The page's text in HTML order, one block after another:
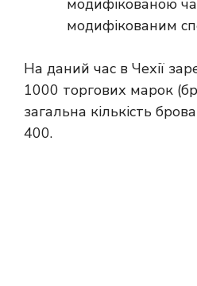
модифікованою
модифікованим
На даний час в Чехії
1000 торгових марок
загальна кількість
400.